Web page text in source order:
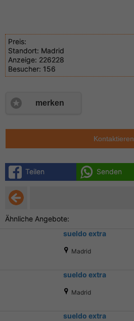
Preis:
Standort: Madrid
Anzeige: 226228
Besucher: 156
merken
Kontaktieren
Teilen Senden
Ähnliche Angebote:
sueldo extra
Madrid
sueldo extra
Madrid
sueldo extra